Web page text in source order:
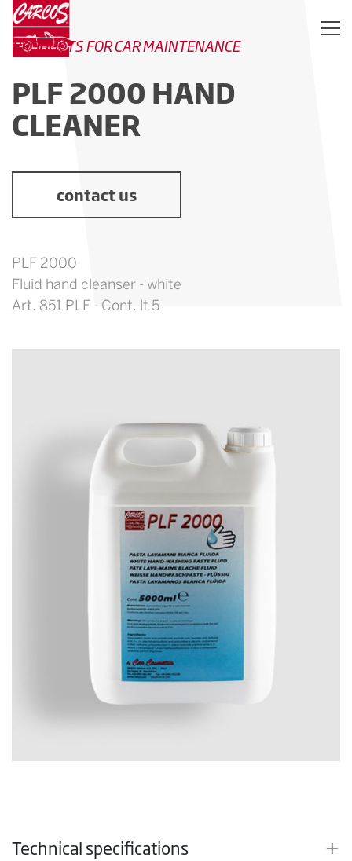
PRODUCTS FOR CAR MAINTENANCE
PLF 2000 HAND
CLEANER
contact us
PLF 2000
Fluid hand cleanser - white
Art. 851 PLF - Cont. lt 5
Technical specifications